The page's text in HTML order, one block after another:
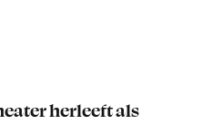
herleeft als